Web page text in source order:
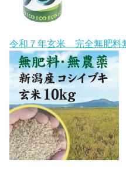
令和７年玄米 完全無肥料